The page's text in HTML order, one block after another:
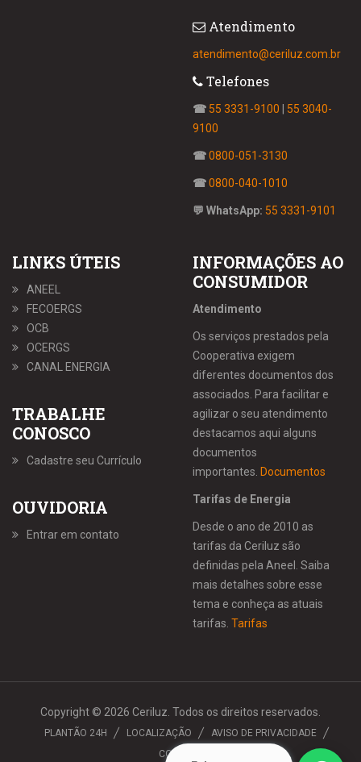
Atendimento
atendimento@ceriluz.com.br
Telefones
☎ 55 3331-9100
55 3040-
9100
☎0800-051-3130
☎0800-040-1010
💬 WhatsApp: 55 3331-9101
LINKS ÚTEIS
ANEEL
FECOERGS
OCB
OCERGS
CANAL ENERGIA
TRABALHE
CONOSCO
Cadastre seu Currículo
OUVIDORIA
Entrar em contato
INFORMAÇÕES AO
CONSUMIDOR
Atendimento
Os serviços prestados pela
Cooperativa exigem
diferentes documentos dos
associados. Para facilitar e
agilizar o seu atendimento
destacamos aqui alguns
documentos
importantes. Documentos
Tarifas de Energia
Desde o ano de 2010 as
tarifas da Ceriluz são
definidas pela Aneel. Saiba
mais detalhes sobre esse
tema e conheça as atuais
tarifas. Tarifas
Copyright © 2026 Ceriluz. Todos os direitos reservados.
PLANTÃO 24H LOCALIZAÇÃO
AVISO DE PRIVACIDADE
CONTATO